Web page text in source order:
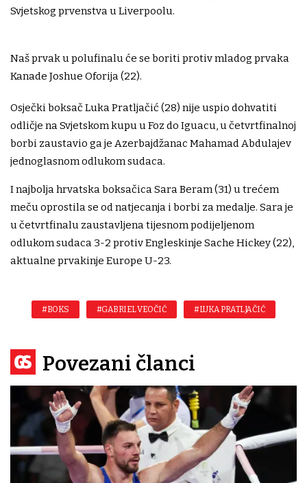
Svjetskog prvenstva u Liverpoolu.
Naš prvak u polufinalu će se boriti protiv mladog prvaka
Kanade Joshue Oforija (22).
Osječki boksač Luka Pratljačić (28) nije uspio dohvatiti
odličje na Svjetskom kupu u Foz do Iguacu, u četvrtfinalnoj
borbi zaustavio ga je Azerbajdžanac Mahamad Abdulajev
jednoglasnom odlukom sudaca.
I najbolja hrvatska boksačica Sara Beram (31) u trećem
meču oprostila se od natjecanja i borbi za medalje. Sara je
u četvrtfinalu zaustavljena tijesnom podijeljenom
odlukom sudaca 3-2 protiv Engleskinje Sache Hickey (22),
aktualne prvakinje Europe U-23.
#BOKS #GABRIEL VEOČIĆ #LUKA PRATLJAČIĆ
Povezani članci